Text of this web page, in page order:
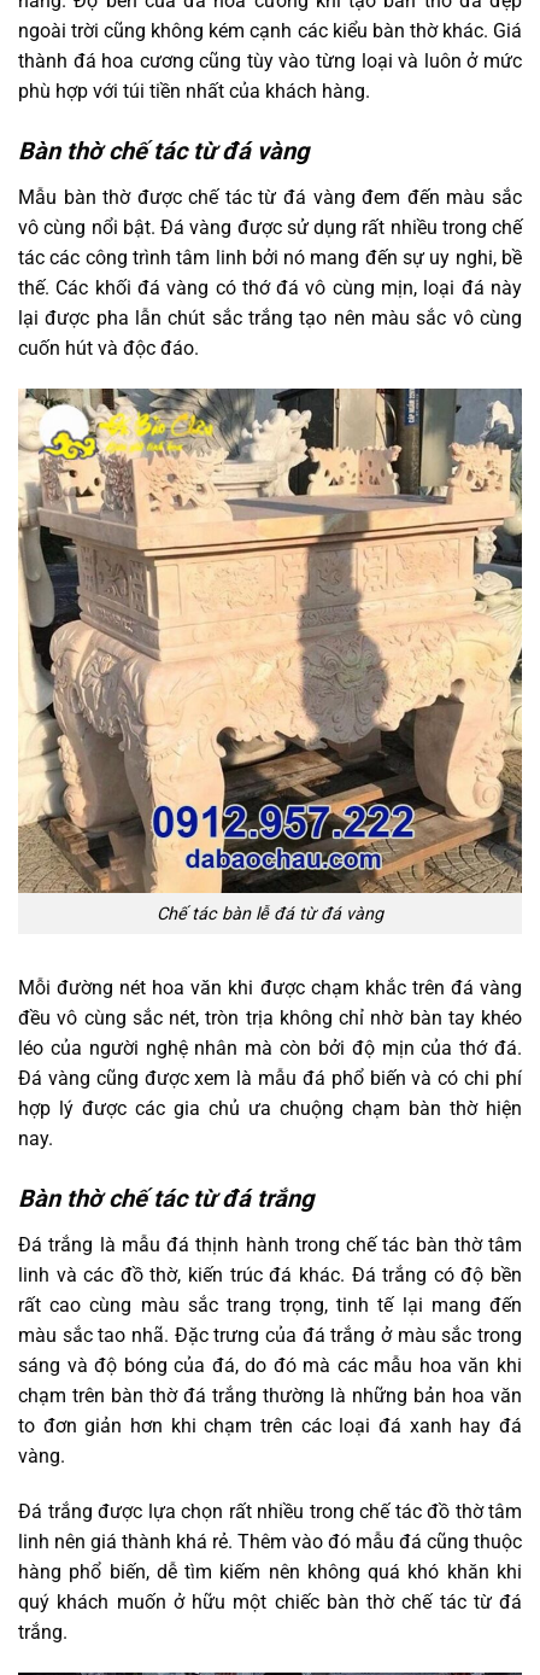
ngoài trời cũng không kém cạnh các kiểu bàn thờ khác. Giá
thành đá hoa cương cũng tùy vào từng loại và luôn ở mức
phù hợp với túi tiền nhất của khách hàng.
Bàn thờ chế tác từ đá vàng
Mẫu bàn thờ được chế tác từ đá vàng đem đến màu sắc
vô cùng nổi bật. Đá vàng được sử dụng rất nhiều trong chế
tác các công trình tâm linh bởi nó mang đến sự uy nghi, bề
thế. Các khối đá vàng có thớ đá vô cùng mịn, loại đá này
lại được pha lẫn chút sắc trắng tạo nên màu sắc vô cùng
cuốn hút và độc đáo.
Chế tác bàn lễ đá từ đá vàng
Mỗi đường nét hoa văn khi được chạm khắc trên đá vàng
đều vô cùng sắc nét, tròn trịa không chỉ nhờ bàn tay khéo
léo của người nghệ nhân mà còn bởi độ mịn của thớ đá.
Đá vàng cũng được xem là mẫu đá phổ biến và có chi phí
hợp lý được các gia chủ ưa chuộng chạm bàn thờ hiện
nay.
Bàn thờ chế tác từ đá trắng
Đá trắng là mẫu đá thịnh hành trong chế tác bàn thờ tâm
linh và các đồ thờ, kiến trúc đá khác. Đá trắng có độ bền
rất cao cùng màu sắc trang trọng, tinh tế lại mang đến
màu sắc tao nhã. Đặc trưng của đá trắng ở màu sắc trong
sáng và độ bóng của đá, do đó mà các mẫu hoa văn khi
chạm trên bàn thờ đá trắng thường là những bản hoa văn
to đơn giản hơn khi chạm trên các loại đá xanh hay đá
vàng.
Đá trắng được lựa chọn rất nhiều trong chế tác đồ thờ tâm
linh nên giá thành khá rẻ. Thêm vào đó mẫu đá cũng thuộc
hàng phổ biến, dễ tìm kiếm nên không quá khó khăn khi
quý khách muốn ở hữu một chiếc bàn thờ chế tác từ đá
trắng.